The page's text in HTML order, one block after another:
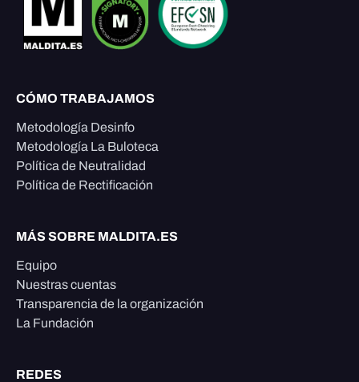
CÓMO TRABAJAMOS
Metodología Desinfo
Metodología La Buloteca
Política de Neutralidad
Política de Rectificación
MÁS SOBRE MALDITA.ES
Equipo
Nuestras cuentas
Transparencia de la organización
La Fundación
REDES